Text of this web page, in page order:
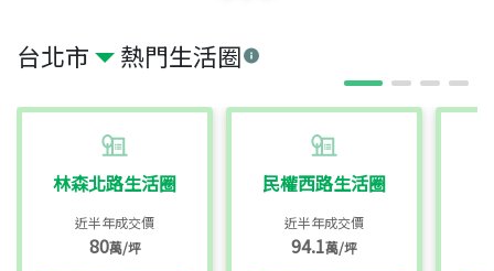
台北市 熱門生活圈
林森北路生活圈
近半年成交價
80萬/坪
民權西路生活圈
近半年成交價
94.1萬/坪